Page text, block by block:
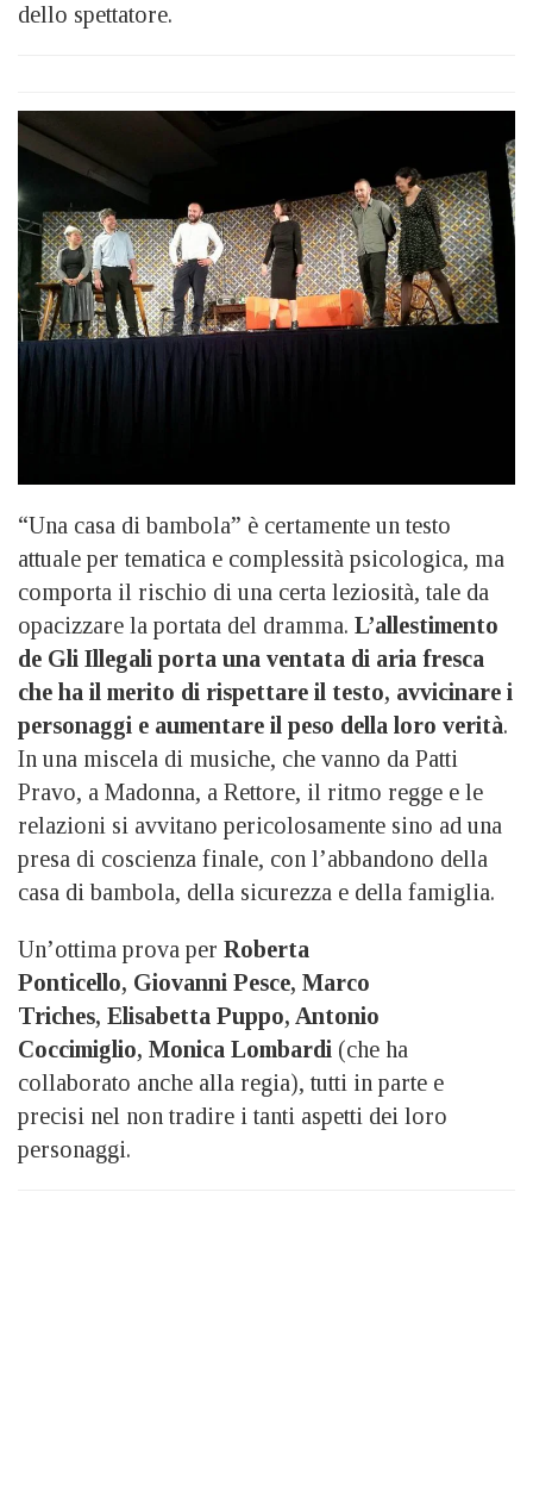
dello spettatore.
“Una casa di bambola” è certamente un testo
attuale per tematica e complessità psicologica, ma
comporta il rischio di una certa leziosità, tale da
opacizzare la portata del dramma. L’allestimento
de Gli Illegali porta una ventata di aria fresca
che ha il merito di rispettare il testo, avvicinare i
personaggi e aumentare il peso della loro verità.
In una miscela di musiche, che vanno da Patti
Pravo, a Madonna, a Rettore, il ritmo regge e le
relazioni si avvitano pericolosamente sino ad una
presa di coscienza finale, con l’abbandono della
casa di bambola, della sicurezza e della famiglia.
Un’ottima prova per Roberta
Ponticello, Giovanni Pesce, Marco
Triches, Elisabetta Puppo, Antonio
Coccimiglio, Monica Lombardi (che ha
collaborato anche alla regia), tutti in parte e
precisi nel non tradire i tanti aspetti dei loro
personaggi.